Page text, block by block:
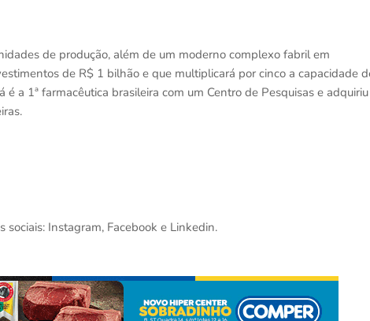
de produção, além de um moderno complexo fabril em
de R$ 1 bilhão e que multiplicará por cinco a capacidade
a 1ª farmacêutica brasileira com um Centro de Pesquisas e adquiriu
Instagram, Facebook e Linkedin.